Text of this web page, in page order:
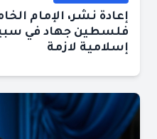
إعادة نشر، الإمام
فلسطين جهاد في
إسلامية لازمة